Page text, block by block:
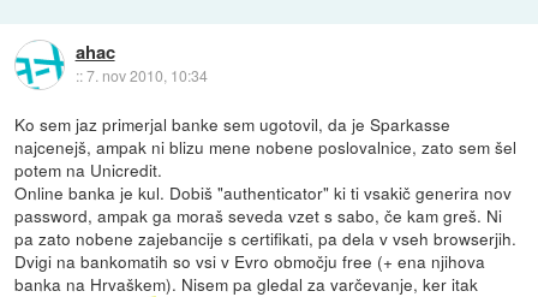
ahac
::7. nov 2010, 10:34
Ko sem jaz primerjal banke sem ugotovil, da je Sparkasse
najcenejš, ampak ni blizu mene nobene poslovalnice, zato sem šel
potem na Unicredit.
Online banka je kul. Dobiš "authenticator" ki ti vsakič generira nov
password, ampak ga moraš seveda vzet s sabo, če kam greš. Ni
pa zato nobene zajebancije s certifikati, pa dela v vseh browserjih.
Dvigi na bankomatih so vsi v Evro območju free (+ ena njihova
banka na Hrvaškem). Nisem pa gledal za varčevanje, ker itak